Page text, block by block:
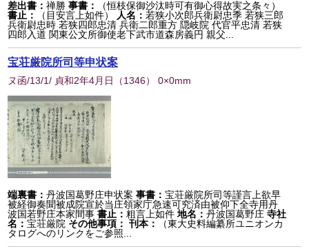
差出書：禅勝 事書：
（恒枝保御沙汰時可有御心得故実之条々）
書止：
（目安言上如件） 人名：若狭小次郎兵衛尉忠季 若狭三郎
兵衛尉忠時 若狭四郎忠清 兵衛二郎重方 隠岐院 代官平忠清 若狭
四郎入道 関東公文所御使老下武市道森房義円 親父...
宝荘厳院所司等申状案
ヌ函/13/1/ 貞和2年4月日 （1346） 0×0mm
端裏書：丹波国葛野庄申状案 事書：宝荘厳院所司等謹言上欲早
被経御奏聞被成院宣於当庄領家庁急速可究済由被仰下全寺用丹
波国若野庄本家間事書止：粗言上如件 地名：丹波国葛野庄 寺社
名：宝荘厳院 その他事項： 刊本：
（東大史料編纂所ユニオンカ
タログへのリンクをご参照...